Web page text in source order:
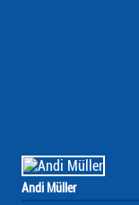
Andi Müller